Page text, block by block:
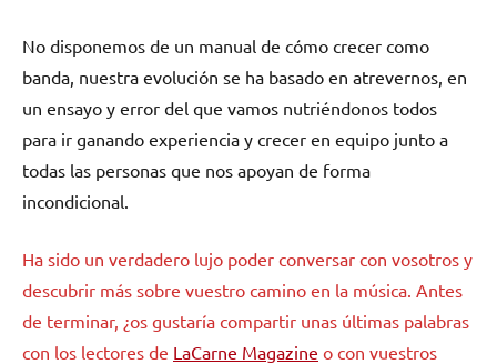
No disponemos de un manual de cómo crecer como
banda, nuestra evolución se ha basado en atrevernos, en
un ensayo y error del que vamos nutriéndonos todos
para ir ganando experiencia y crecer en equipo junto a
todas las personas que nos apoyan de forma
incondicional.
Ha sido un verdadero lujo poder conversar con vosotros y
descubrir más sobre vuestro camino en la música. Antes
de terminar, ¿os gustaría compartir unas últimas palabras
con los lectores de LaCarne Magazine o con vuestros